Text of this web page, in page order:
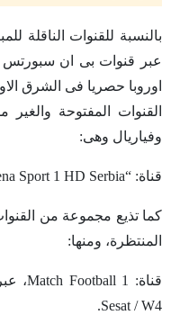
بالنسبة للقنوات الناقلة
عبر قنوات بى ان
اوروبا حصريا فى الشرق
القنوات المفتوحة
وفياريال وهى:
قناة: “Arena Sport 1 HD Serbia” عبر القمر الصناعي استرا.
كما تذيع مجموعة من
المنتظرة، ومنها:
Sesat / W4.